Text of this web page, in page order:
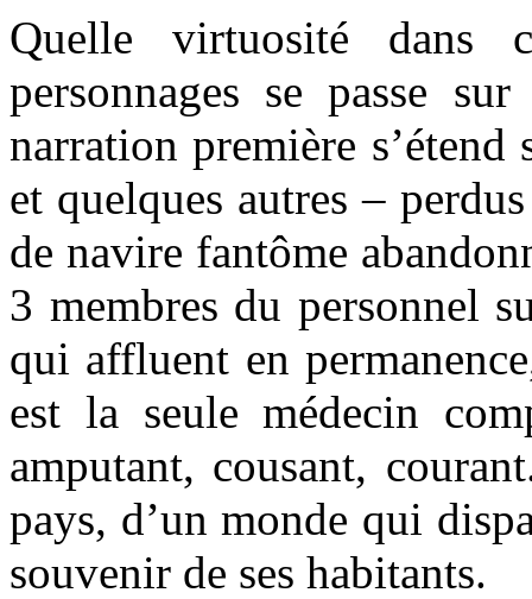
Quelle virtuosité dans
personnages se passe
narration première
et quelques autres –
de navire fantôme
3 membres du personnel
qui affluent en
est la seule médecin
amputant, cousant,
pays, d’un monde qui
souvenir de ses habitants.